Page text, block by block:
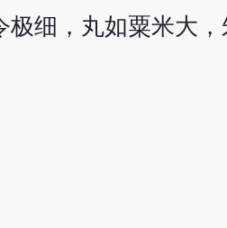
细，丸如粟米大，